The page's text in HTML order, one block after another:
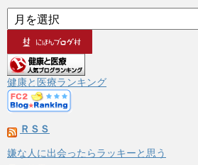
ア
ー
イ
ブ
健康と医療ランキング
ＲＳＳ
嫌な人に出会ったらラッキーと思う